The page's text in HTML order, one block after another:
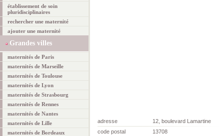
établissement de soin
pluridisciplinaires
rechercher une maternité
ajouter une maternité
Grandes villes
maternités de Paris
maternités de Marseille
maternités de Toulouse
maternités de Lyon
maternités de Strasbourg
maternités de Rennes
maternités de Nantes
maternités de Lille
maternités de Bordeaux
adresse
12, boulevard Lamartine
code postal
13708